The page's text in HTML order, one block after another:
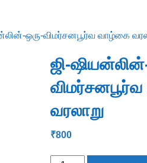
ஒரு-விமர்சனபூர்வ வாழ்கை
ஜி-
வரலாறு
₹800